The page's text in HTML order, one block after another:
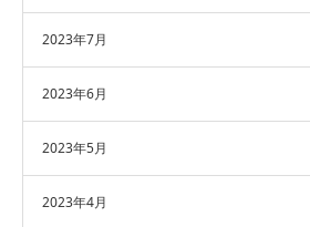
2023年7月
2023年6月
2023年5月
2023年4月